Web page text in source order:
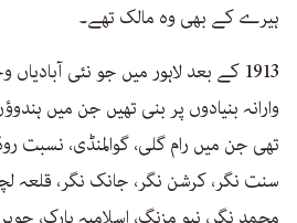
ہیرے کے بھی وہ مالک تھے۔
1913 کے بعد لاہور میں جو نئی
وارانہ بنیادوں پر بنی تھیں جن میں
تھی جن میں رام گلی، گوالمنڈی، نسبت
سنت نگر، کرشن نگر، جانک نگر، قلعہ